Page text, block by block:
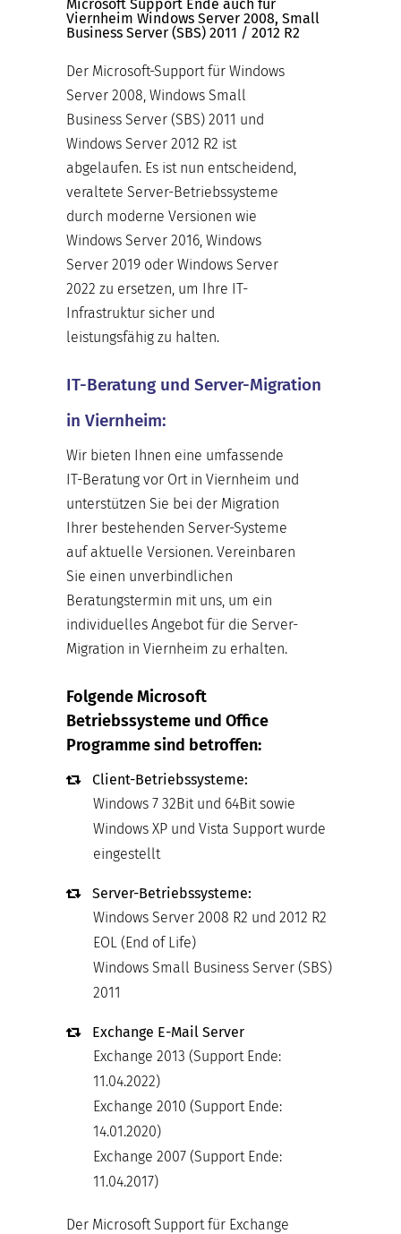
Microsoft Support Ende auch für
Viernheim Windows Server 2008, Small
Business Server (SBS) 2011 / 2012 R2
Der Microsoft-Support für Windows
Server 2008, Windows Small
Business Server (SBS) 2011 und
Windows Server 2012 R2 ist
abgelaufen. Es ist nun entscheidend,
veraltete Server-Betriebssysteme
durch moderne Versionen wie
Windows Server 2016, Windows
Server 2019 oder Windows Server
2022 zu ersetzen, um Ihre IT-
Infrastruktur sicher und
leistungsfähig zu halten.
IT-Beratung und Server-Migration
in Viernheim:
Wir bieten Ihnen eine umfassende
IT-Beratung vor Ort in Viernheim und
unterstützen Sie bei der Migration
Ihrer bestehenden Server-Systeme
auf aktuelle Versionen. Vereinbaren
Sie einen unverbindlichen
Beratungstermin mit uns, um ein
individuelles Angebot für die Server-
Migration in Viernheim zu erhalten.
Folgende Microsoft
Betriebssysteme und Office
Programme sind betroffen:
Client-Betriebssysteme:
Windows 7 32Bit und 64Bit sowie
Windows XP und Vista Support wurde
eingestellt
Server-Betriebssysteme:
Windows Server 2008 R2 und 2012 R2
EOL (End of Life)
Windows Small Business Server (SBS)
2011
Exchange E-Mail Server
Exchange 2013 (Support Ende:
11.04.2022)
Exchange 2010 (Support Ende:
14.01.2020)
Exchange 2007 (Support Ende:
11.04.2017)
Der Microsoft Support für Exchange